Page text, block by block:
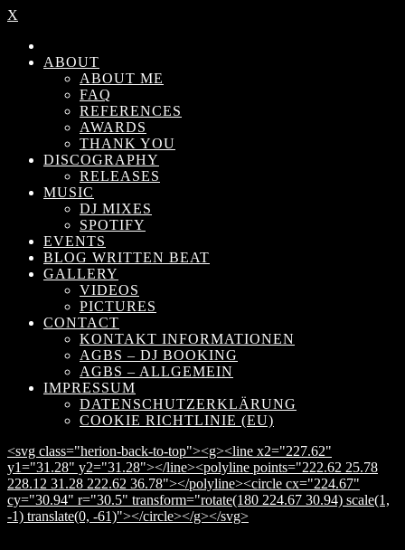
X
ABOUT
ABOUT ME
FAQ
REFERENCES
AWARDS
THANK YOU
DISCOGRAPHY
RELEASES
MUSIC
DJ MIXES
SPOTIFY
EVENTS
BLOG WRITTEN BEAT
GALLERY
VIDEOS
PICTURES
CONTACT
KONTAKT INFORMATIONEN
AGBS – DJ BOOKING
AGBS – ALLGEMEIN
IMPRESSUM
DATENSCHUTZERKLÄRUNG
COOKIE RICHTLINIE (EU)
<svg class="herion-back-to-top"><g><line x2="227.62"
y1="31.28" y2="31.28"></line><polyline points="222.62 25.78
228.12 31.28 222.62 36.78"></polyline><circle cx="224.67"
cy="30.94" r="30.5" transform="rotate(180 224.67 30.94) scale(1,
-1) translate(0, -61)"></circle></g></svg>